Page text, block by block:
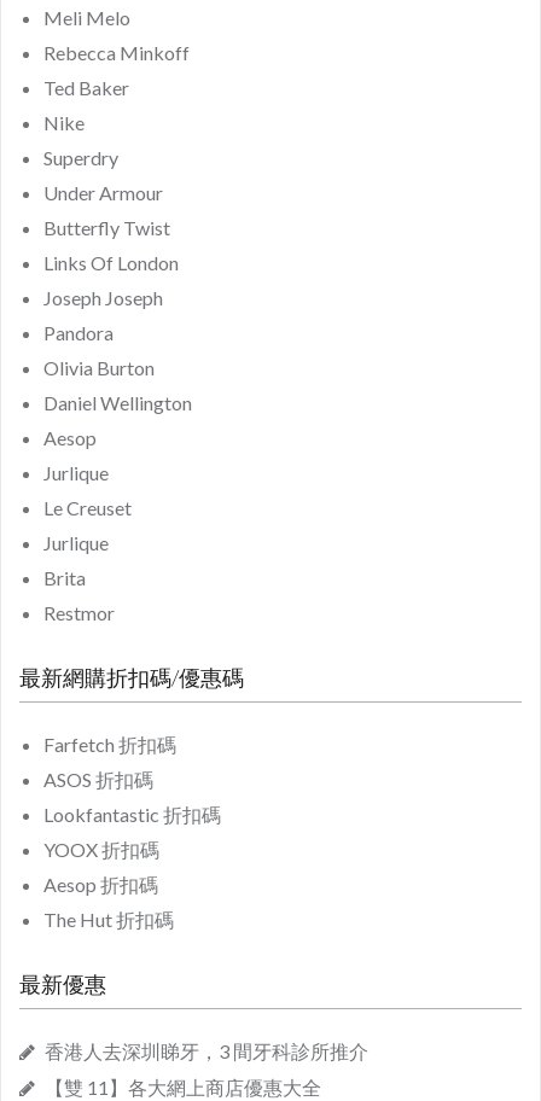
Meli Melo
Rebecca Minkoff
Ted Baker
Nike
Superdry
Under Armour
Butterfly Twist
Links Of London
Joseph Joseph
Pandora
Olivia Burton
Daniel Wellington
Aesop
Jurlique
Le Creuset
Jurlique
Brita
Restmor
最新網購折扣碼/優惠碼
Farfetch 折扣碼
ASOS 折扣碼
Lookfantastic 折扣碼
YOOX 折扣碼
Aesop 折扣碼
The Hut 折扣碼
最新優惠
香港人去深圳睇牙，3 間牙科診所推介
【雙 11】各大網上商店優惠大全